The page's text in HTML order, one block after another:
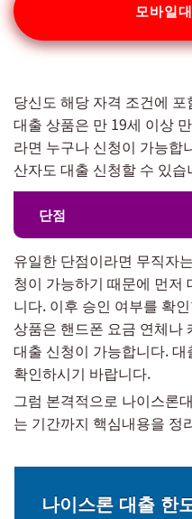
모바일
당신도 해당 자격 조건에
대출 상품은 만 19세 이상
라면 누구나 신청이 가능합
산자도 대출 신청할 수 있습
단점
유일한 단점이라면 무직자
청이 가능하기 때문에 먼저
니다. 이후 승인 여부를 확
상품은 핸드폰 요금 연체나
대출 신청이 가능합니다.
확인하시기 바랍니다.
그럼 본격적으로 나이스론
는 기간까지 핵심내용을 정
나이스론 대출 한